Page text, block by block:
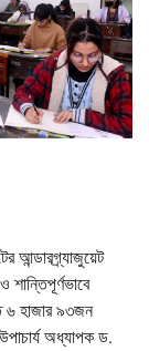
আন্ডারগ্র্যাজুয়েট
শান্তিপূর্ণভাবে
৬ হাজার ৯৩জন
অধ্যাপক ড.